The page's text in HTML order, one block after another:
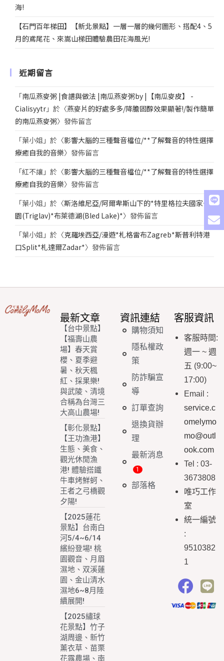
海!
【石門百年梯田】【新北景點】一層一層的幾何圖形、搭配4、5
月的鳶尾花、來嵩山梯田體驗農田花海風光!
近期留言
「南瓜燕麥粥 |食譜與做法 |南瓜燕麥粥by |【南瓜麥皮】 -
Cialisyytr 」於〈燕麥片的好處多多/降膽固醇效果顯著!/製作簡單
的南瓜燕麥粥〉發佈留言
「葉小姐 」於〈影響大腦的三種聲音檔位/**了解聲音的特性選擇
療癒自我的音樂〉發佈留言
「紅不讓 」於〈影響大腦的三種聲音檔位/**了解聲音的特性選擇
療癒自我的音樂〉發佈留言
「葉小姐 」於〈斯洛維尼亞/阿爾卑斯山下的*特里格拉夫國家公
園(Triglav)*布萊德湖(Bled Lake)*〉發佈留言
「葉小姐 」於〈克羅埃西亞/漫遊*札格雷布Zagreb*斯普利特港
口Split*札達爾Zadar*〉發佈留言
最新文章
【台中景點】
【福壽山農
場】春天賞
櫻、夏季避
暑、秋天楓
紅、採果樂!
與武陵、清境
合稱為台灣三
大高山農場!
【彰化景點】
【王功漁港】
生態、美食、
觀光休閒漁
港! 體驗搭鐵
牛車烤鮮蚵、
王者之弓橋觀
夕陽!
【2025蓮花
景點】台南白
河5/4~6/14
繽紛登場! 桃
園觀音、月眉
濕地、双溪蓮
園、金山清水
濕地6~8月陸
續展開!
【2025繡球
花景點】竹子
湖周邊、新竹
薰衣草、苗栗
花露農場、南
資訊連結
購物須知
隱私權政
策
防詐騙宣
導
訂單查詢
退換貨辦
理
最新消息
部落格
客服資訊
客服時間:
週一 ~ 週
五 (9:00~
17:00)
Email :
service.c
omelymo
mo@outl
ook.com
Tel : 03-
3673808
唯巧工作
室
統一編號
:
9510382
1